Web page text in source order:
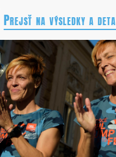
Prejsť na výsledky a